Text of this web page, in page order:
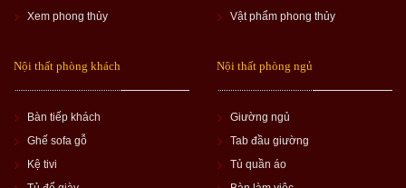
Xem phong thủy
Vật phẩm phong thủy
Nội thất phòng khách
Bàn tiếp khách
Ghế sofa gỗ
Kệ tivi
Nội thất phòng ngủ
Giường ngủ
Tab đầu giường
Tủ quần áo